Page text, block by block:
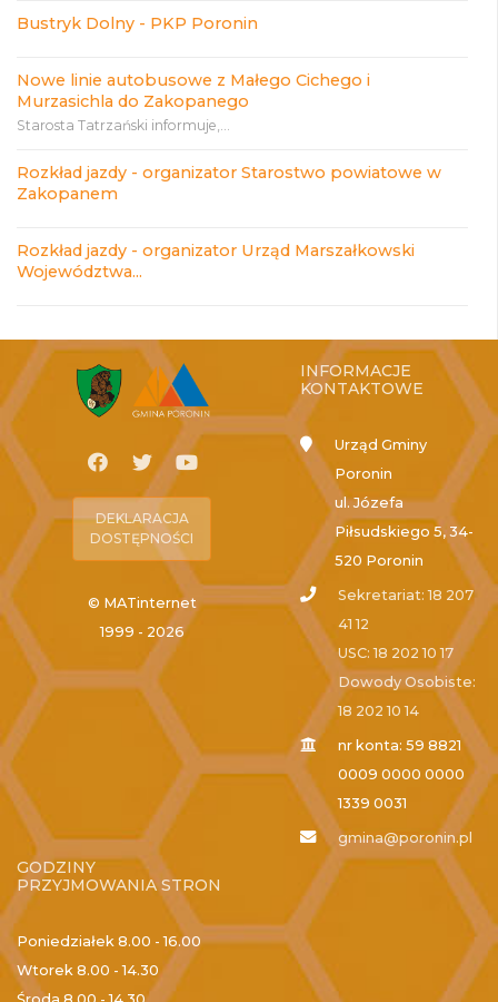
Bustryk Dolny - PKP Poronin
Nowe linie autobusowe z Małego Cichego i
Murzasichla do Zakopanego
Starosta Tatrzański informuje,...
Rozkład jazdy - organizator Starostwo powiatowe w
Zakopanem
Rozkład jazdy - organizator Urząd Marszałkowski
Województwa...
DEKLARACJA
DOSTĘPNOŚCI
© MATinternet
1999 - 2026
INFORMACJE
KONTAKTOWE
Urząd Gminy
Poronin
ul. Józefa
Piłsudskiego 5, 34-
520 Poronin
Sekretariat: 18 207
41 12
USC: 18 202 10 17
Dowody Osobiste:
18 202 10 14
nr konta: 59 8821
0009 0000 0000
1339 0031
gmina@poronin.pl
GODZINY
PRZYJMOWANIA STRON
Poniedziałek 8.00 - 16.00
Wtorek 8.00 - 14.30